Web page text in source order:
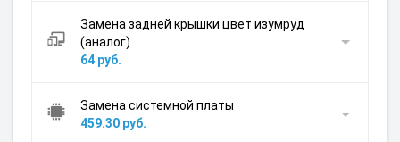
Замена задней крышки цвет изумруд
(аналог)
64 руб.
Замена системной платы
459.30 руб.